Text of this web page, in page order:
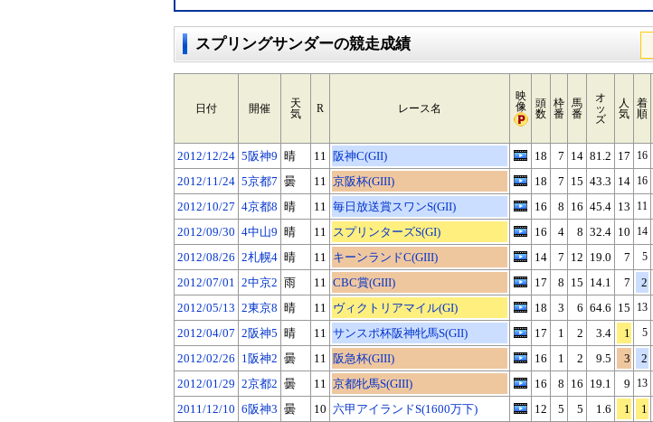
スプリングサンダーの競走成績
日付 開催
天
気
R レース名
映
像
頭
数
枠
番
馬
番
オ
ッ
ズ
人
気
着
順
2012/12/24 5阪神9 晴 11 阪神C(GII) 18 7 14 81.2 17 16
2012/11/24 5京都7 曇 11 京阪杯(GIII) 18 7 15 43.3 14 16
2012/10/27 4京都8 晴 11 毎日放送賞スワンS(GII) 16 8 16 45.4 13 11
2012/09/30 4中山9 晴 11 スプリンターズS(GI) 16 4 8 32.4 10 14
2012/08/26 2札幌4 晴 11 キーンランドC(GIII) 14 7 12 19.0 7 5
2012/07/01 2中京2 雨 11 CBC賞(GIII) 17 8 15 14.1 7 2
2012/05/13 2東京8 晴 11 ヴィクトリアマイル(GI) 18 3 6 64.6 15 13
2012/04/07 2阪神5 晴 11 サンスポ杯阪神牝馬S(GII) 17 1 2 3.4 1 5
2012/02/26 1阪神2 曇 11 阪急杯(GIII) 16 1 2 9.5 3 2
2012/01/29 2京都2 曇 11 京都牝馬S(GIII) 16 8 16 19.1 9 13
2011/12/10 6阪神3 曇 10 六甲アイランドS(1600万下) 12 5 5 1.6 1 1